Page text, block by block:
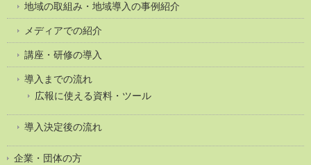
地域の取組み・地域導入の事例紹介
メディアでの紹介
講座・研修の導入
導入までの流れ
広報に使える資料・ツール
導入決定後の流れ
企業・団体の方